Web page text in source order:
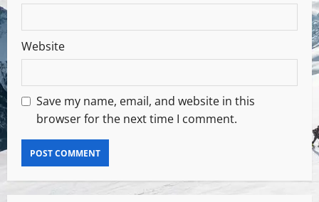
Website
Save my name, email, and website in this
browser for the next time I comment.